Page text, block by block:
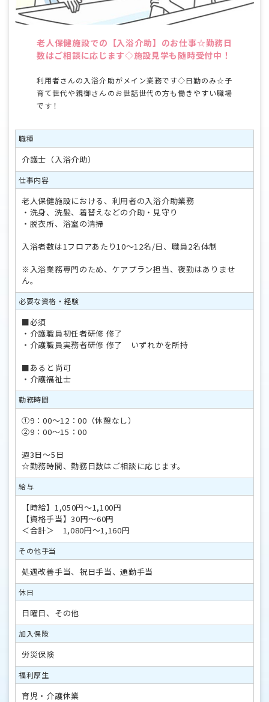
老人保健施設での【入浴介助】のお仕事☆勤務日
数はご相談に応じます◇施設見学も随時受付中！
利用者さんの入浴介助がメイン業務です◇日勤のみ☆子
育て世代や親御さんのお世話世代の方も働きやすい職場
です！
職種
介護士（入浴介助）
仕事内容
老人保健施設における、利用者の入浴介助業務
・洗身、洗髪、着替えなどの介助・見守り
・脱衣所、浴室の清掃
入浴者数は1フロアあたり10～12名/日、職員2名体制
※入浴業務専門のため、ケアプラン担当、夜勤はありませ
ん。
必要な資格・経験
■必須
・介護職員初任者研修 修了
・介護職員実務者研修 修了 いずれかを所持
■あると尚可
・介護福祉士
勤務時間
①9：00～12：00（休憩なし）
②9：00～15：00
週3日～5日
☆勤務時間、勤務日数はご相談に応じます。
給与
【時給】1,050円～1,100円
【資格手当】30円～60円
＜合計＞ 1,080円～1,160円
その他手当
処遇改善手当、祝日手当、通勤手当
休日
日曜日、その他
加入保険
労災保険
福利厚生
育児・介護休業